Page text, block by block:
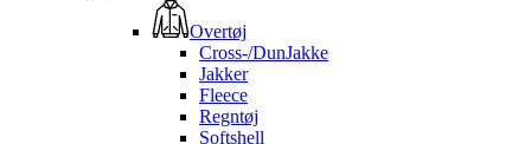
Overtøj
Cross-/DunJakke
Jakker
Fleece
Regntøj
Softshell